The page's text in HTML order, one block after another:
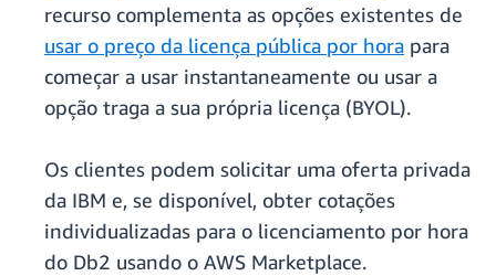
recurso complementa as opções existentes de
usar o preço da licença pública por hora para
começar a usar instantaneamente ou usar a
opção traga a sua própria licença (BYOL).
Os clientes podem solicitar uma oferta privada
da IBM e, se disponível, obter cotações
individualizadas para o licenciamento por hora
do Db2 usando o AWS Marketplace.